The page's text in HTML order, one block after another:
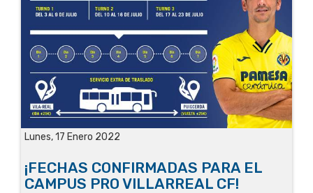
Lunes, 17 Enero 2022
¡FECHAS CONFIRMADAS PARA EL
CAMPUS PRO VILLARREAL CF!